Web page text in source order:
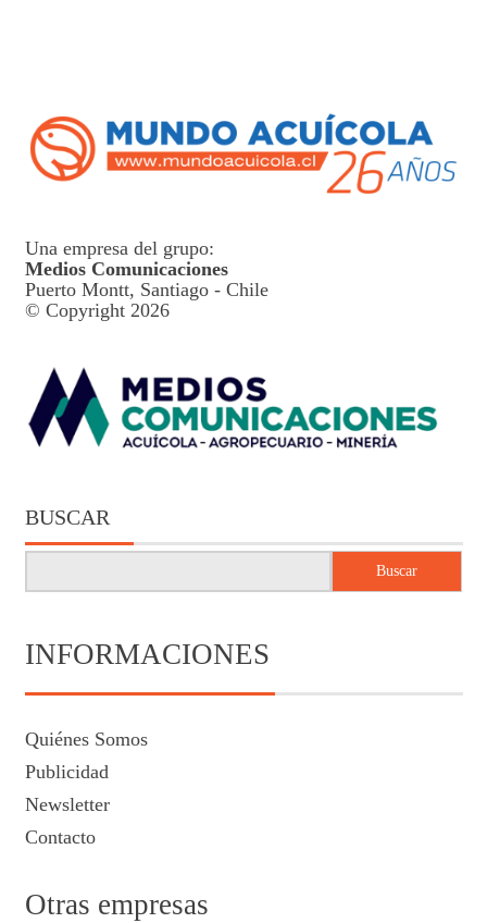
Una empresa del grupo:
Medios Comunicaciones
Puerto Montt, Santiago - Chile
© Copyright 2026
BUSCAR
Buscar
INFORMACIONES
Quiénes Somos
Publicidad
Newsletter
Contacto
Otras empresas